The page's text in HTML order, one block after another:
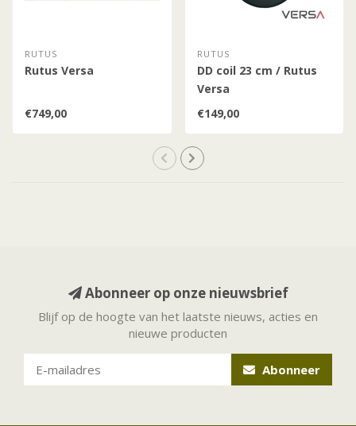
RUTUS
Rutus Versa
€749,00
RUTUS
DD coil 23 cm / Rutus
Versa
€149,00
Abonneer op onze nieuwsbrief
Blijf op de hoogte van het laatste nieuws, acties en
nieuwe producten
Abonneer